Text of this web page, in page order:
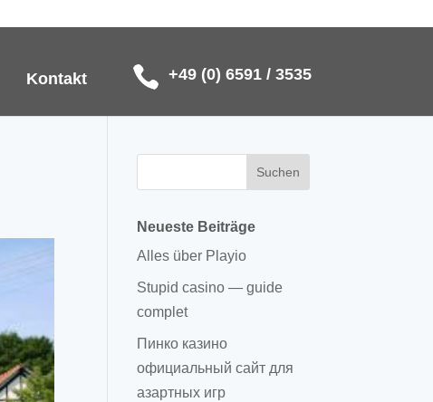
+49 (0) 6591 / 3535
Kontakt
Neueste Beiträge
Alles über Playio
Stupid casino — guide
complet
Пинко казино
официальный сайт для
азартных игр